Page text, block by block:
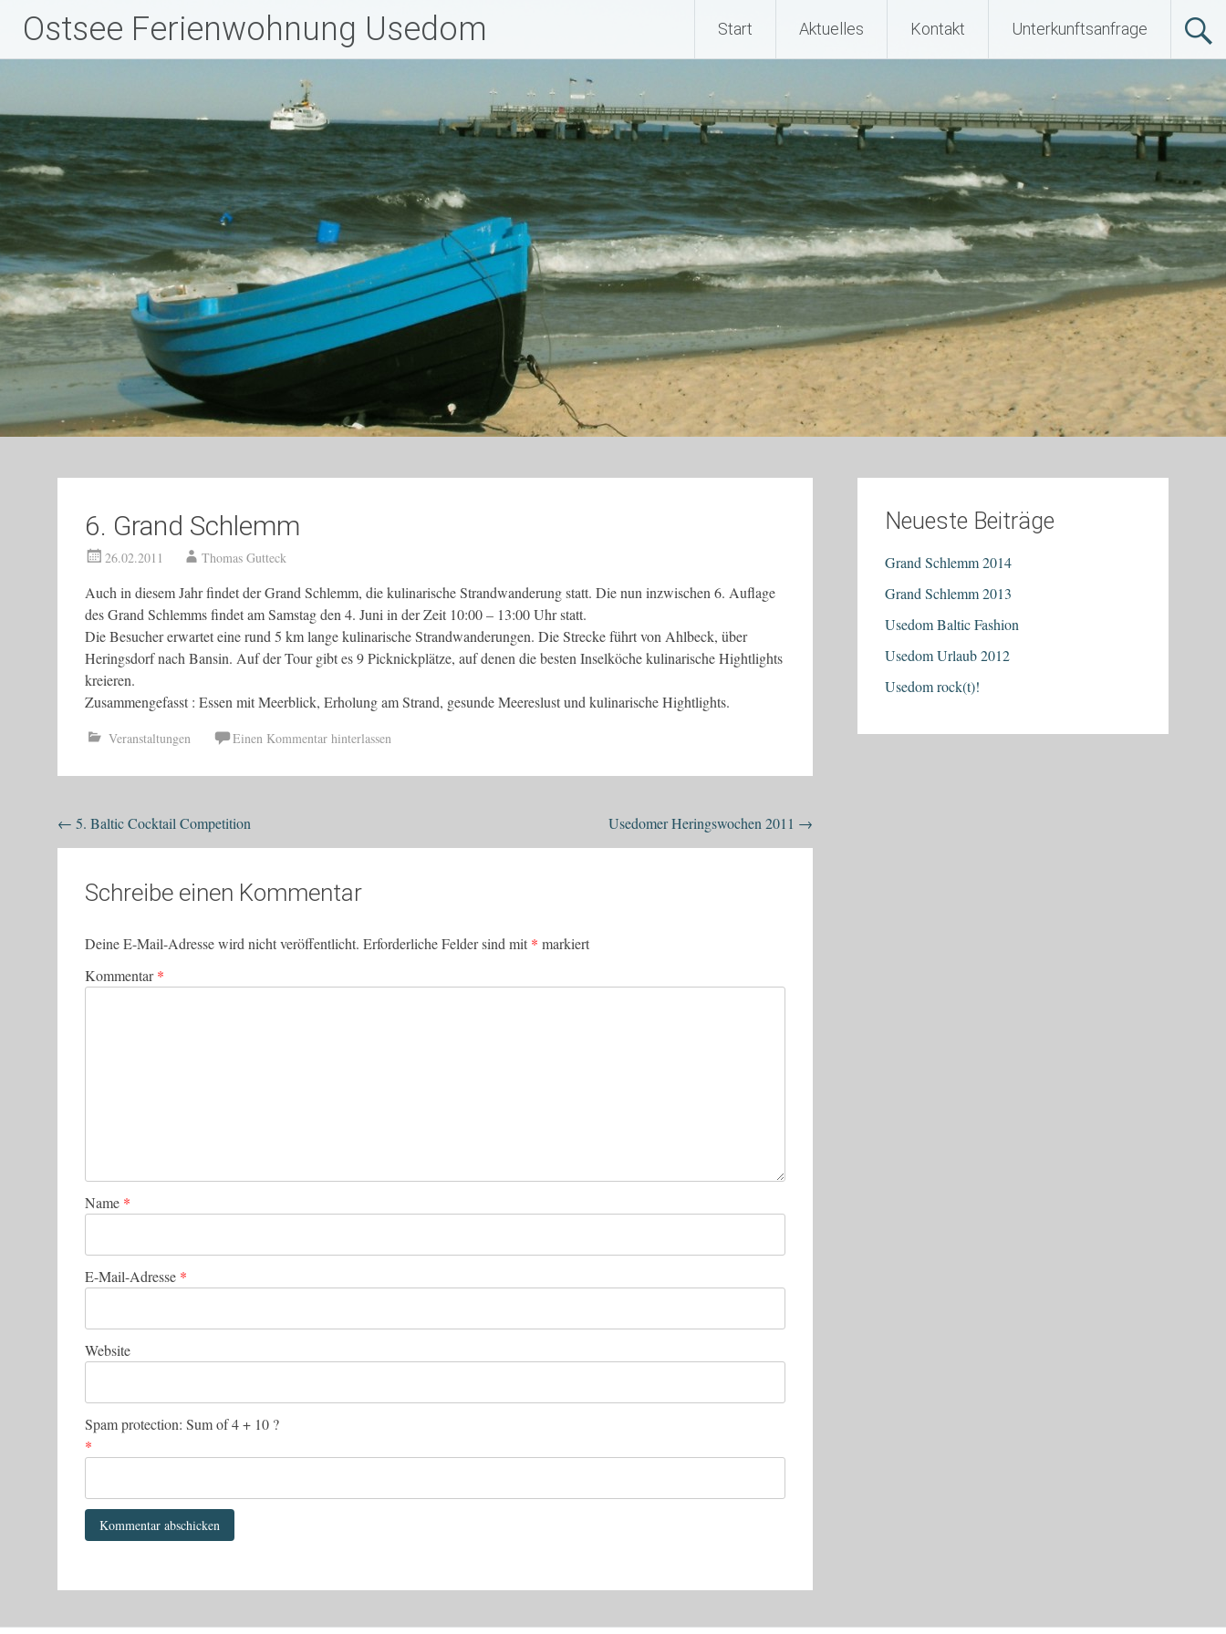
InhaltOstsee Ferienwohnung Usedom Start Aktuelles Kontakt Unterkunftsanfrage
6. Grand Schlemm
26.02.2011 Thomas Gutteck
Auch in diesem Jahr findet der Grand Schlemm, die kulinarische Strandwanderung statt. Die nun inzwischen 6. Auflage
des Grand Schlemms findet am Samstag den 4. Juni in der Zeit 10:00 – 13:00 Uhr statt.
Die Besucher erwartet eine rund 5 km lange kulinarische Strandwanderungen. Die Strecke führt von Ahlbeck, über
Heringsdorf nach Bansin. Auf der Tour gibt es 9 Picknickplätze, auf denen die besten Inselköche kulinarische Hightlights
kreieren.
Zusammengefasst : Essen mit Meerblick, Erholung am Strand, gesunde Meereslust und kulinarische Hightlights.
Veranstaltungen Einen Kommentar hinterlassen
Beitragsnavigation
← 5. Baltic Cocktail Competition Usedomer Heringswochen 2011 →
Schreibe einen Kommentar
Deine E-Mail-Adresse wird nicht veröffentlicht. Erforderliche Felder sind mit * markiert
Kommentar*
Name *
E-Mail-Adresse *
Website
Spam protection: Sum of 4 + 10 ?
*
Neueste Beiträge
Grand Schlemm 2014
Grand Schlemm 2013
Usedom Baltic Fashion
Usedom Urlaub 2012
Usedom rock(t)!